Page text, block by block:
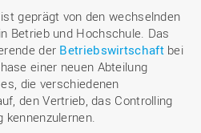
geprägt von den wechselnden
Betrieb und Hochschule. Das
der Betriebswirtschaftbei
einer neuen Abteilung
die verschiedenen
den Vertrieb, das Controlling
kennenzulernen.